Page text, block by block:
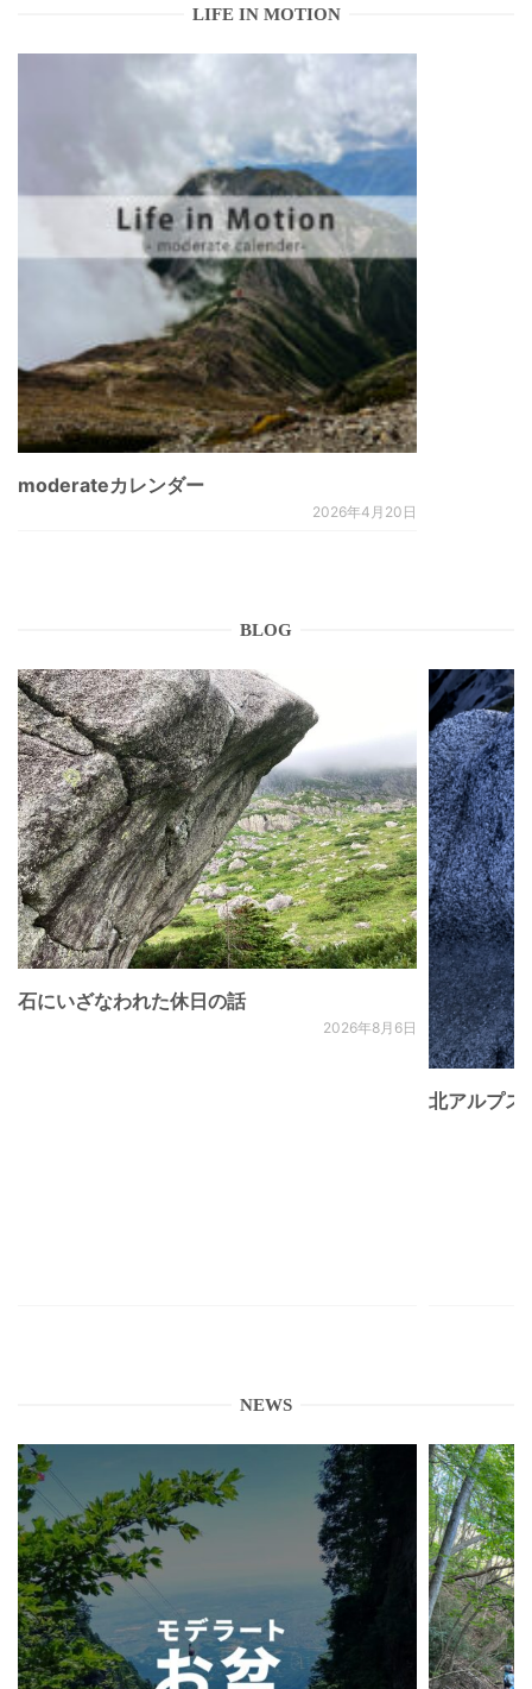
LIFE IN MOTION
moderateカレンダー
2026年4月20日
BLOG
石にいざなわれた休日の話
2026年8月6日
北アルプ
NEWS